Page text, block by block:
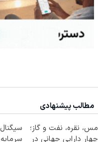
مطالب پیشنهادی
مس، نقره، نفت و گاز؛
چهار دارایی جهانی در